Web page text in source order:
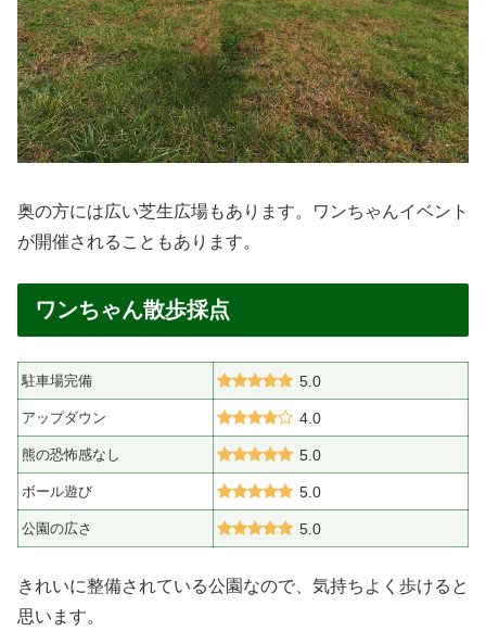
奥の方には広い芝生広場もあります。ワンちゃんイベント
が開催されることもあります。
ワンちゃん散歩採点
駐車場完備 5.0
アップダウン 4.0
熊の恐怖感なし 5.0
ボール遊び 5.0
公園の広さ 5.0
きれいに整備されている公園なので、気持ちよく歩けると
思います。